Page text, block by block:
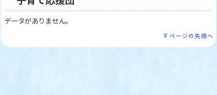
データがありません。
ページの先頭へ